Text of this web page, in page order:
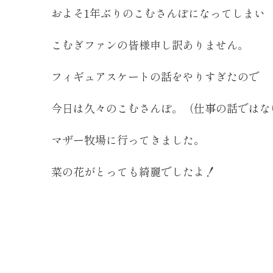
およそ1年ぶりのこむさんぽになってしまい
こむぎファンの皆様申し訳ありません。
フィギュアスケートの話をやりすぎたので
今日は久々のこむさんぽ。（仕事の話では
マザー牧場に行ってきました。
菜の花がとっても綺麗でしたよ！